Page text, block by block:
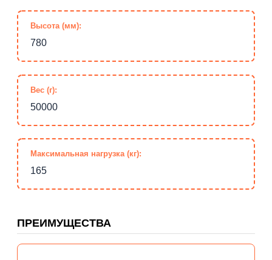
Высота (мм):
780
Вес (г):
50000
Максимальная нагрузка (кг):
165
ПРЕИМУЩЕСТВА